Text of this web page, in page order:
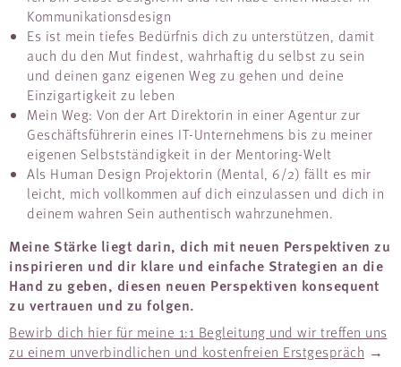
Kommunikationsdesign
Es ist mein tiefes Bedürfnis dich zu unterstützen, damit
auch du den Mut findest, wahrhaftig du selbst zu sein
und deinen ganz eigenen Weg zu gehen und deine
Einzigartigkeit zu leben
Mein Weg: Von der Art Direktorin in einer Agentur zur
Geschäftsführerin eines IT-Unternehmens bis zu meiner
eigenen Selbstständigkeit in der Mentoring-Welt
Als Human Design Projektorin (Mental, 6/2) fällt es mir
leicht, mich vollkommen auf dich einzulassen und dich in
deinem wahren Sein authentisch wahrzunehmen.
Meine Stärke liegt darin, dich mit neuen Perspektiven zu
inspirieren und dir klare und einfache Strategien an die
Hand zu geben, diesen neuen Perspektiven konsequent
zu vertrauen und zu folgen.
Bewirb dich hier für meine 1:1 Begleitung und wir treffen uns
zu einem unverbindlichen und kostenfreien Erstgespräch →